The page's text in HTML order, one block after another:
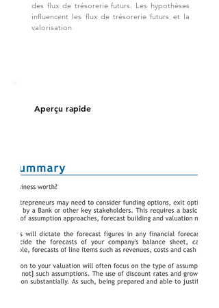
des flux de trésorerie futurs. Les hypothèses
influencent les flux de trésorerie futurs et la
valorisation
Aperçu rapide